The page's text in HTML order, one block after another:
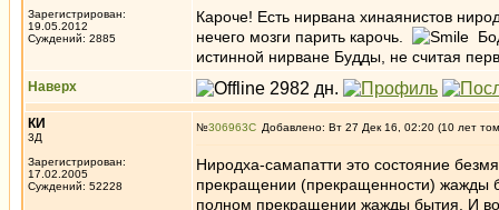
Зарегистрирован:
19.05.2012
Суждений: 2885
Кароче! Есть нирвана хинаянистов
нечего мозги парить карочь.
истинной нирване Будды, не считая
Наверх
КИ
3Д
Зарегистрирован:
17.02.2005
Суждений: 52228
№306963 Добавлено: Вт 27 Дек 16, 02:20 (10 лет
Ниродха-самапатти это состояние
прекращении (прекращенности) жажды
полном прекращении жажды бытия. И